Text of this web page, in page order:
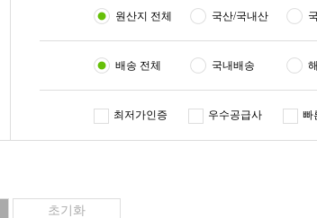
원산지 전체 국산/국내산
배송 전체 국내배송
최저가인증 우수공급사 빠